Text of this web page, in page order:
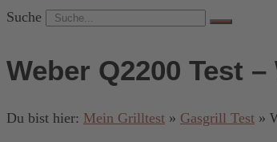
Suche
Weber Q2200 Test
Du bist hier: Mein Grilltest » Gasgrill Test »